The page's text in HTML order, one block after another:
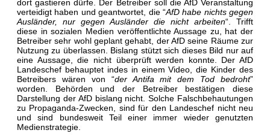
dort gastieren dürfe. Der Betreiber soll die AfD Veranstaltung
verteidigt haben und geantwortet, die “AfD habe nichts gegen
Ausländer, nur gegen Ausländer die nicht arbeiten“. Trifft
diese in sozialen Medien veröffentlichte Aussage zu, hat der
Betreiber sehr wohl geplant gehabt, der AfD seine Räume zur
Nutzung zu überlassen. Bislang stützt sich dieses Bild nur auf
eine Aussage, die nicht überprüft werden konnte. Der AfD
Landeschef behauptet indes in einem Video, die Kinder des
Betreibers wären von “der Antifa mit dem Tod bedroht”
worden. Behörden und der Betreiber bestätigen diese
Darstellung der AfD bislang nicht. Solche Falschbehautungen
zu Propaganda-Zwecken, sind für den Landeschef nicht neu
und sind bundesweit Teil einer immer wieder genutzten
Medienstrategie.